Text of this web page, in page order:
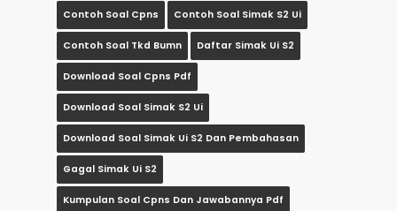
Contoh Soal Cpns Contoh Soal Simak S2 Ui
Contoh Soal Tkd Bumn Daftar Simak Ui S2
Download Soal Cpns Pdf
Download Soal Simak S2 Ui
Download Soal Simak Ui S2 Dan Pembahasan
Gagal Simak Ui S2
Kumpulan Soal Cpns Dan Jawabannya Pdf